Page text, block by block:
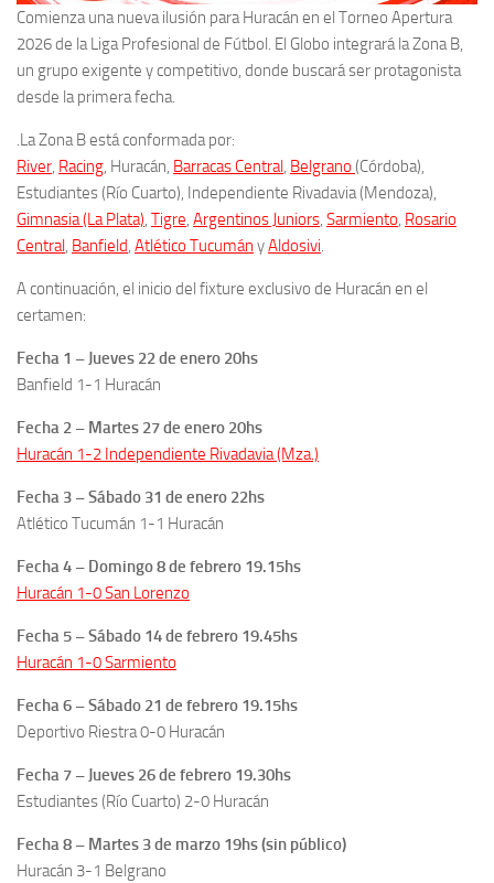
Comienza una nueva ilusión para Huracán en el Torneo Apertura
2026 de la Liga Profesional de Fútbol. El Globo integrará la Zona B,
un grupo exigente y competitivo, donde buscará ser protagonista
desde la primera fecha.
.La Zona B está conformada por:
River, Racing, Huracán, Barracas Central, Belgrano (Córdoba),
Estudiantes (Río Cuarto), Independiente Rivadavia (Mendoza),
Gimnasia (La Plata), Tigre, Argentinos Juniors, Sarmiento, Rosario
Central, Banfield, Atlético Tucumán yAldosivi.
A continuación, el inicio del fixture exclusivo de Huracán en el
certamen:
Fecha 1 – Jueves 22 de enero 20hs
Banfield 1-1 Huracán
Fecha 2 – Martes 27 de enero 20hs
Huracán 1-2 Independiente Rivadavia (Mza.)
Fecha 3 – Sábado 31 de enero 22hs
Atlético Tucumán 1-1 Huracán
Fecha 4 – Domingo 8 de febrero 19.15hs
Huracán 1-0 San Lorenzo
Fecha 5 – Sábado 14 de febrero 19.45hs
Huracán 1-0 Sarmiento
Fecha 6 – Sábado 21 de febrero 19.15hs
Deportivo Riestra 0-0 Huracán
Fecha 7 – Jueves 26 de febrero 19.30hs
Estudiantes (Río Cuarto) 2-0 Huracán
Fecha 8 – Martes 3 de marzo 19hs (sin público)
Huracán 3-1 Belgrano